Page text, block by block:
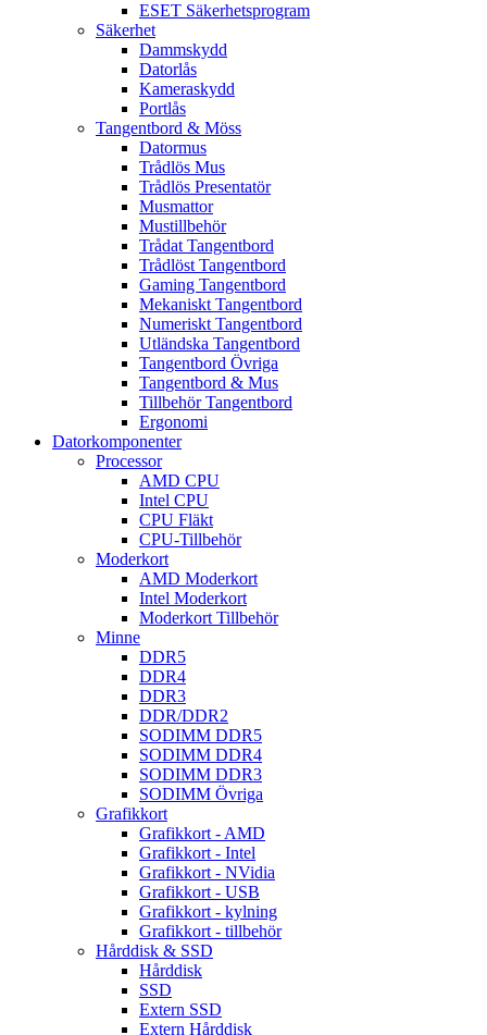
ESET Säkerhetsprogram
Säkerhet
Dammskydd
Datorlås
Kameraskydd
Portlås
Tangentbord & Möss
Datormus
Trådlös Mus
Trådlös Presentatör
Musmattor
Mustillbehör
Trådat Tangentbord
Trådlöst Tangentbord
Gaming Tangentbord
Mekaniskt Tangentbord
Numeriskt Tangentbord
Utländska Tangentbord
Tangentbord Övriga
Tangentbord & Mus
Tillbehör Tangentbord
Ergonomi
Datorkomponenter
Processor
AMD CPU
Intel CPU
CPU Fläkt
CPU-Tillbehör
Moderkort
AMD Moderkort
Intel Moderkort
Moderkort Tillbehör
Minne
DDR5
DDR4
DDR3
DDR/DDR2
SODIMM DDR5
SODIMM DDR4
SODIMM DDR3
SODIMM Övriga
Grafikkort
Grafikkort - AMD
Grafikkort - Intel
Grafikkort - NVidia
Grafikkort - USB
Grafikkort - kylning
Grafikkort - tillbehör
Hårddisk & SSD
Hårddisk
SSD
Extern SSD
Extern Hårddisk